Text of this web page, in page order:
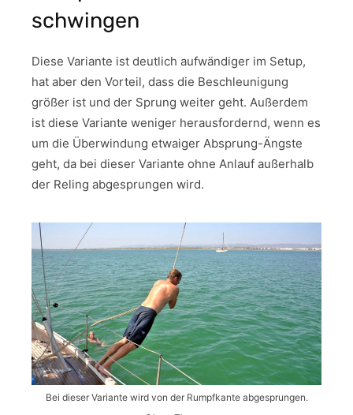
schwingen
Diese Variante ist deutlich aufwändiger im Setup,
hat aber den Vorteil, dass die Beschleunigung
größer ist und der Sprung weiter geht. Außerdem
ist diese Variante weniger herausfordernd, wenn es
um die Überwindung etwaiger Absprung-Ängste
geht, da bei dieser Variante ohne Anlauf außerhalb
der Reling abgesprungen wird.
Bei dieser Variante wird von der Rumpfkante abgesprungen.